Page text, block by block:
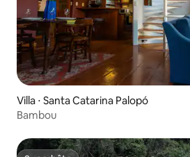
Villa ⋅ Santa Catarina Palopó
Bambou